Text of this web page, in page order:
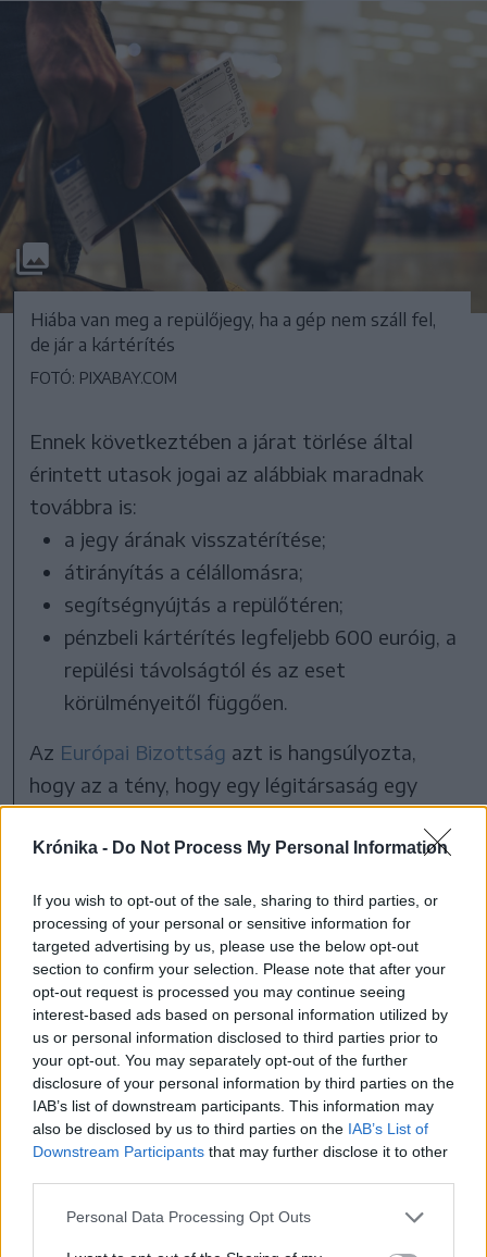
Krónika - Do Not Process My Personal Information
If you wish to opt-out of the sale, sharing to third parties, or
processing of your personal or sensitive information for
targeted advertising by us, please use the below opt-out
section to confirm your selection. Please note that after your
opt-out request is processed you may continue seeing
interest-based ads based on personal information utilized by
us or personal information disclosed to third parties prior to
your opt-out. You may separately opt-out of the further
disclosure of your personal information by third parties on the
IAB’s list of downstream participants. This information may
also be disclosed by us to third parties on the IAB’s List of
Downstream Participants that may further disclose it to other
Personal Data Processing Opt Outs
Hiába van meg a repülőjegy, ha a gép nem száll fel,
de jár a kártérítés
FOTÓ: PIXABAY.COM
Ennek következtében a járat törlése által
érintett utasok jogai az alábbiak maradnak
továbbra is:
a jegy árának visszatérítése;
átirányítás a célállomásra;
segítségnyújtás a repülőtéren;
pénzbeli kártérítés legfeljebb 600 euróig, a
repülési távolságtól és az eset
körülményeitől függően.
Az Európai Bizottság azt is hangsúlyozta,
hogy az a tény, hogy egy légitársaság egy
sem jelent jogi indokot a kártérítés
Fontos előírás továbbá,
hogy a légitársaságok nem
vezethetnek be
visszamenőleges hatállyal
üzemanyag-pótdíjat a már
eladott jegyekre.
„Az a tény, hogy egy helyzet kereskedelmi